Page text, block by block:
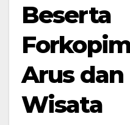
Beserta
Arus dan
Wisata